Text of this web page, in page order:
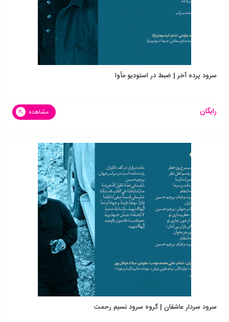
سرود پرده آخر | ضبط در استودیو مأوا
رایگان مشاهده
سرود سردار عاشقان | گروه سرود نسیم رحمت